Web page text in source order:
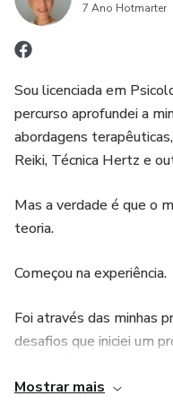
7 Ano Hotmarter
Sou licenciada em
percurso aprofundei a
abordagens
Reiki, Técnica Hertz e
Mas a verdade é que o
teoria.
Começou na experiência.
Foi através das minhas
desafios que iniciei um
transformador e, acima
Mostrar mais